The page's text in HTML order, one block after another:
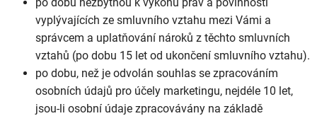
vyplývajících ze smluvního vztahu mezi Vámi a
správcem a uplatňování nároků z těchto smluvních
vztahů (po dobu 15 let od ukončení smluvního vztahu).
po dobu, než je odvolán souhlas se zpracováním
osobních údajů pro účely marketingu, nejdéle 10 let,
jsou-li osobní údaje zpracovávány na základě